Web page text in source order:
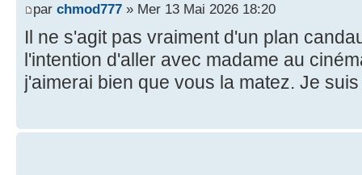
par chmod777 » Mer 13 Mai 2026 18:20
Il ne s'agit pas vraiment d'un plan
l'intention d'aller avec madame au
j'aimerai bien que vous la matez. Je